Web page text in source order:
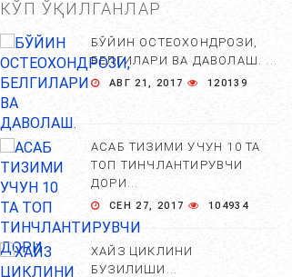
КЎП ЎҚИЛГАНЛАР
БЎЙИН ОСТЕОХОНДРОЗИ,
БЕЛГИЛАРИ ВА ДАВОЛАШ. ...
АВГ 21, 2017 120139
АСАБ ТИЗИМИ УЧУН 10 ТА
ТОП ТИНЧЛАНТИРУВЧИ
ДОРИ...
СЕН 27, 2017 104934
ХАЙЗ ЦИКЛИНИ
БУЗИЛИШИ...